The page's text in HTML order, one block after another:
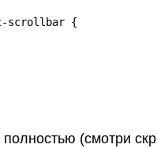
scrollbar {
полностью (смотри